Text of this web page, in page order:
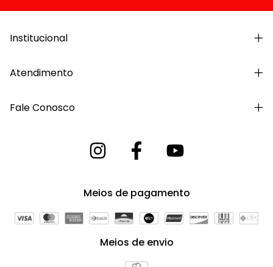
Institucional
Atendimento
Fale Conosco
Meios de pagamento
Meios de envio